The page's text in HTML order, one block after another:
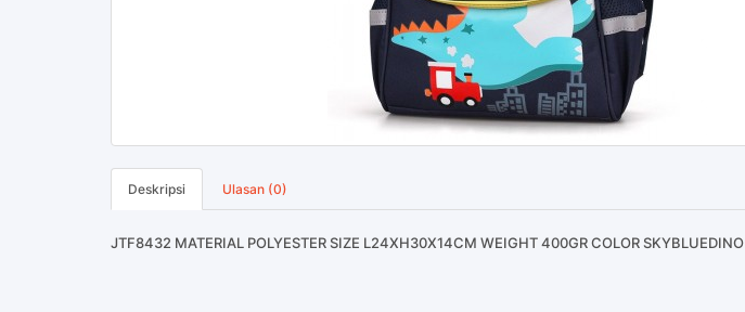
Deskripsi Ulasan (0)
JTF8432 MATERIAL POLYESTER SIZE L24XH30X14CM WEIGHT 400GR COLOR SKYBLUEDINO